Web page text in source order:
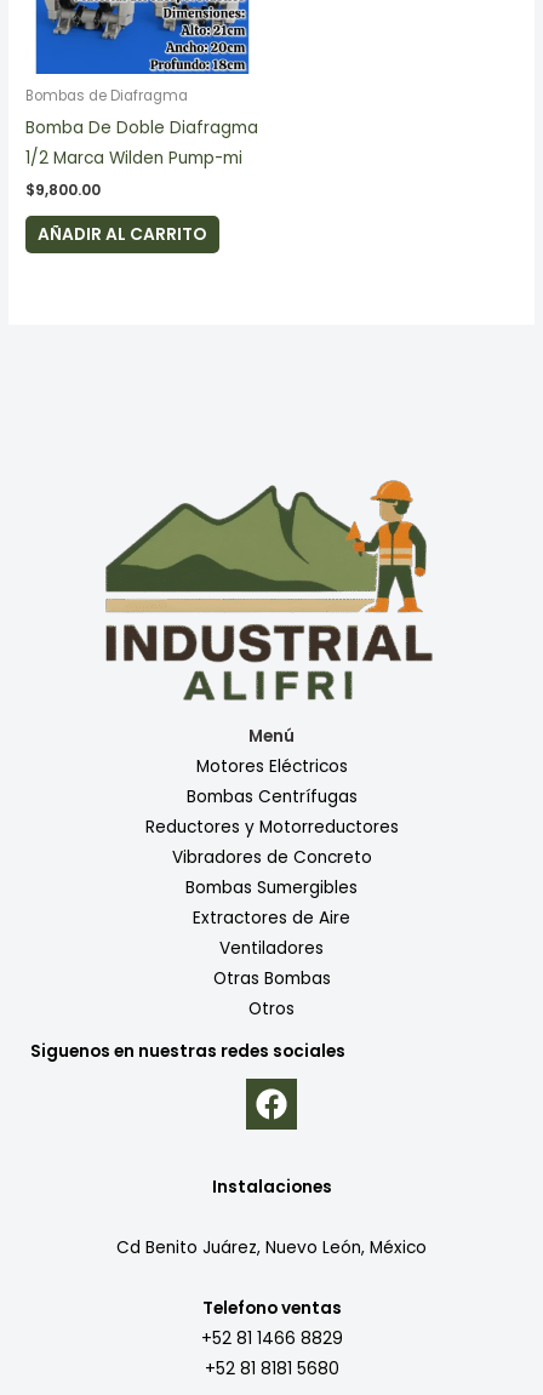
Bombas de Diafragma
Bomba De Doble Diafragma
1/2 Marca Wilden Pump-mi
$9,800.00
AÑADIR AL CARRITO
Menú
Motores Eléctricos
Bombas Centrífugas
Reductores y Motorreductores
Vibradores de Concreto
Bombas Sumergibles
Extractores de Aire
Ventiladores
Otras Bombas
Otros
Siguenos en nuestras redes sociales
Instalaciones
Cd Benito Juárez, Nuevo León, México
Telefono ventas
+52 81 1466 8829
+52 81 8181 5680